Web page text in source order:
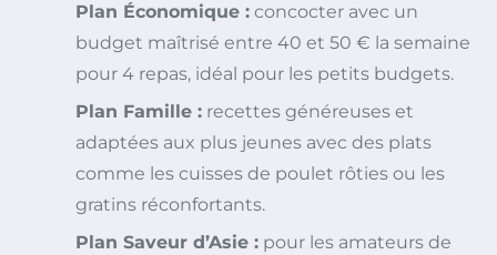
Plan Économique : concocter avec un
budget maîtrisé entre 40 et 50 € la semaine
pour 4 repas, idéal pour les petits budgets.
Plan Famille : recettes généreuses et
adaptées aux plus jeunes avec des plats
comme les cuisses de poulet rôties ou les
gratins réconfortants.
Plan Saveur d’Asie : pour les amateurs de